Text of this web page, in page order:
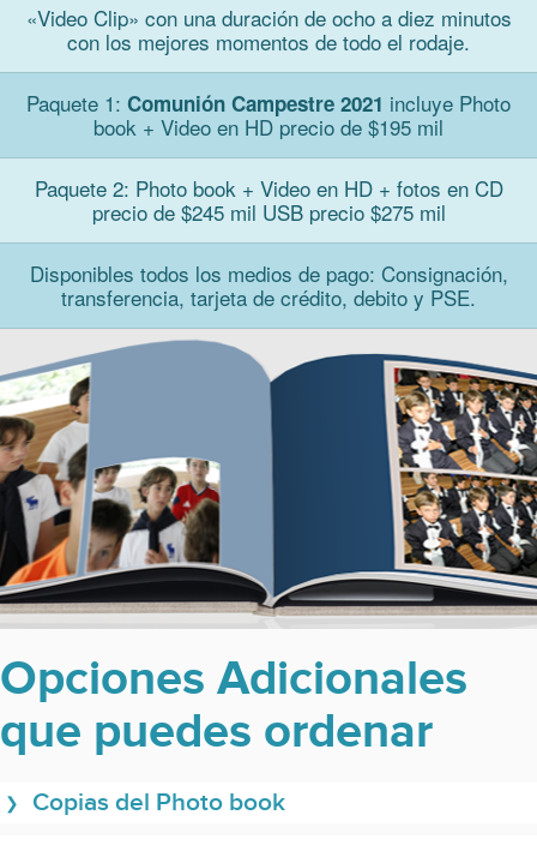
«Video Clip» con una duración de ocho a diez minutos
con los mejores momentos de todo el rodaje.
Paquete 1: Comunión Campestre 2021 incluye Photo
book + Video en HD precio de $195 mil
Paquete 2: Photo book + Video en HD + fotos en CD
precio de $245 mil USB precio $275 mil
Disponibles todos los medios de pago: Consignación,
transferencia, tarjeta de crédito, debito y PSE.
Opciones Adicionales
que puedes ordenar
Copias del Photo book